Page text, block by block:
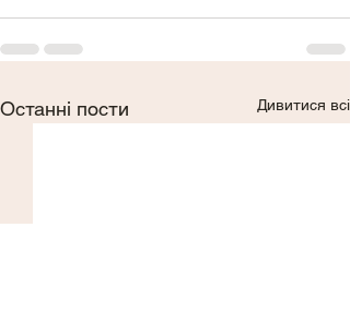
Останні пости Дивитися всі